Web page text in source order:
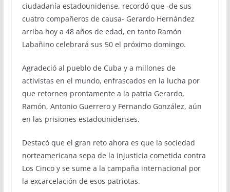
ciudadanía estadounidense, recordó que -de sus
cuatro compañeros de causa- Gerardo Hernández
arriba hoy a 48 años de edad, en tanto Ramón
Labañino celebrará sus 50 el próximo domingo.
Agradeció al pueblo de Cuba y a millones de
activistas en el mundo, enfrascados en la lucha por
que retornen prontamente a la patria Gerardo,
Ramón, Antonio Guerrero y Fernando González, aún
en las prisiones estadounidenses.
Destacó que el gran reto ahora es que la sociedad
norteamericana sepa de la injusticia cometida contra
Los Cinco y se sume a la campaña internacional por
la excarcelación de esos patriotas.